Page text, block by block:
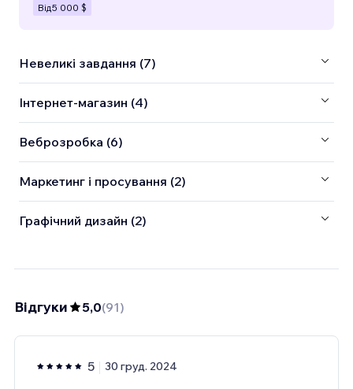
Від5 000 $
Невеликі завдання (7)
Інтернет-магазин (4)
Веброзробка (6)
Маркетинг і просування (2)
Графічний дизайн (2)
Відгуки 5,0(91)
5 30 груд. 2024